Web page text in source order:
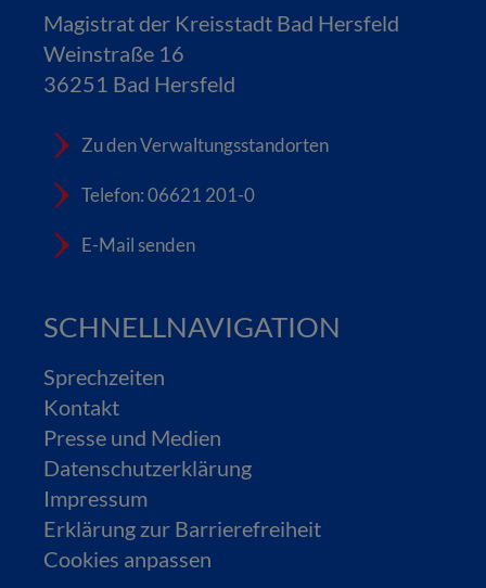
Magistrat der Kreisstadt Bad Hersfeld
Weinstraße 16
36251 Bad Hersfeld
Zu den Verwaltungsstandorten
Telefon: 06621 201-0
E-Mail senden
SCHNELLNAVIGATION
Sprechzeiten
Kontakt
Presse und Medien
Datenschutzerklärung
Impressum
Erklärung zur Barrierefreiheit
Cookies anpassen